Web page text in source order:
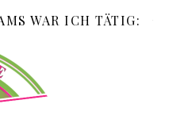
WAR ICH TÄTIG: